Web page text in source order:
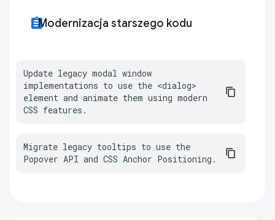
assignmentModernizacja starszego kodu
Update legacy modal window
implementations to use the <dialog>
element and animate them using modern
CSS features.
Migrate legacy tooltips to use the
Popover API and CSS Anchor Positioning.